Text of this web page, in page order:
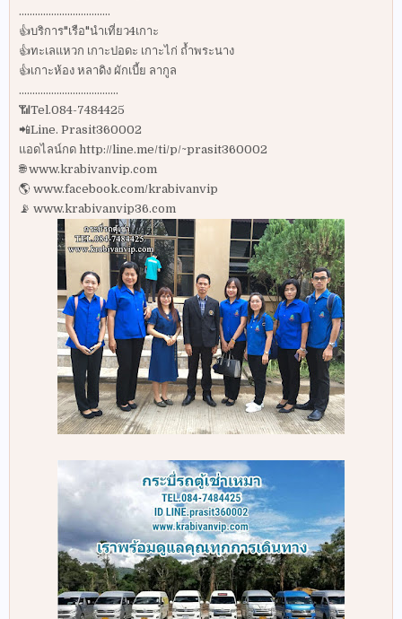
..................................
👍บริการ"เรือ"นำเที่ยว4เกาะ
👍ทะเลแหวก เกาะปอดะ เกาะไก่ ถ้ำพระนาง
👍เกาะห้อง หลาดิง ผักเบี้ย ลากูล
.....................................
📶Tel.084-7484425
📲Line. Prasit360002
แอดไลน์กด http://line.me/ti/p/~prasit360002
🌐 www.krabivanvip.com
🌎 www.facebook.com/krabivanvip
📡 www.krabivanvip36.com